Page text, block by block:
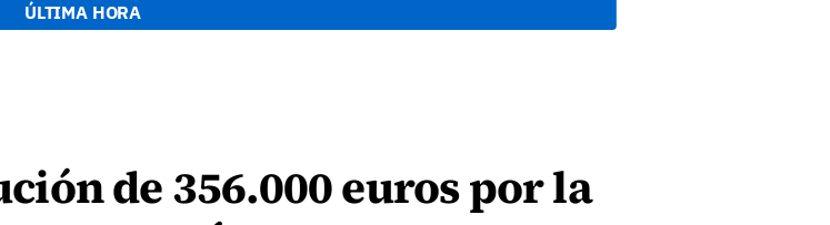
ÚLTIMA HORA
de 356.000 euros por la